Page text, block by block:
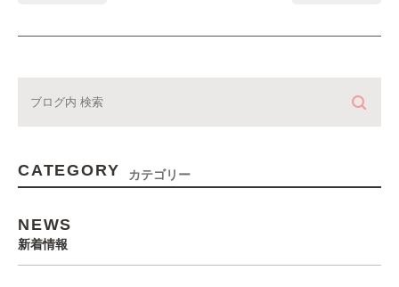
CATEGORY カテゴリー
NEWS
新着情報